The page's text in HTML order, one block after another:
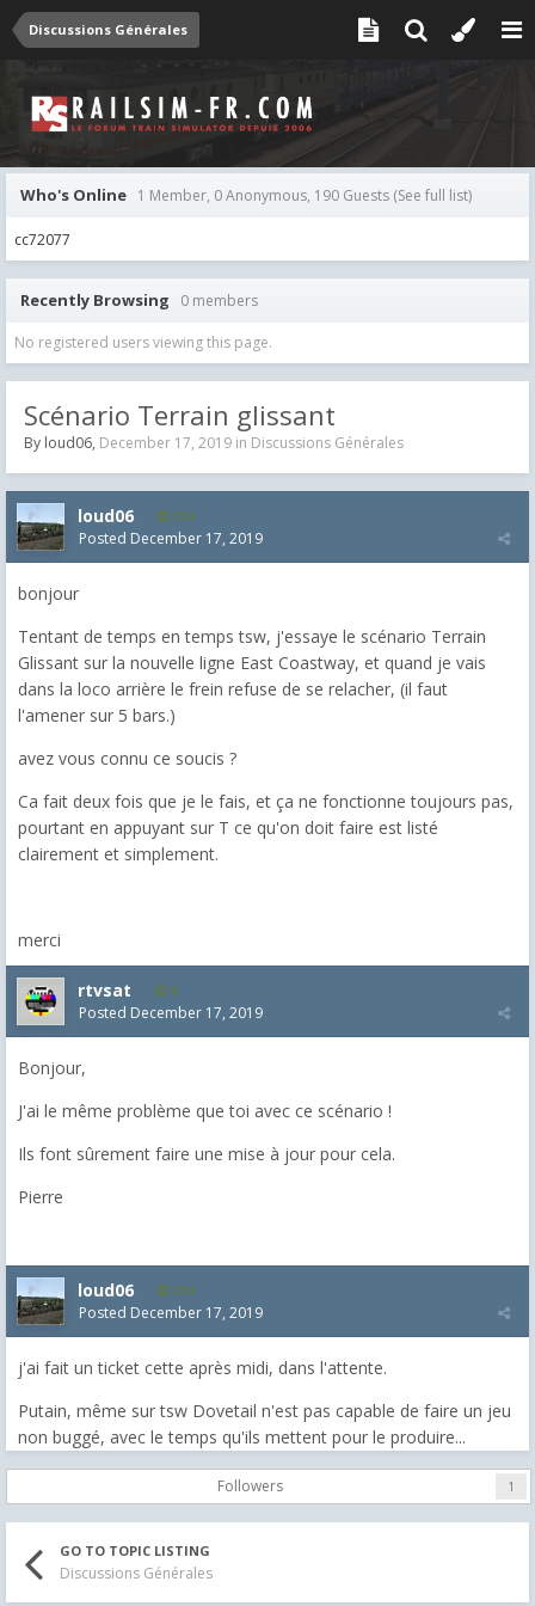
Discussions Générales
Who's Online 1 Member, 0 Anonymous, 190 Guests (See full list)
cc72077
Recently Browsing 0 members
No registered users viewing this page.
Scénario Terrain glissant
By loud06, December 17, 2019 in Discussions Générales
loud06 214
Posted December 17, 2019
bonjour
Tentant de temps en temps tsw, j'essaye le scénario Terrain
Glissant sur la nouvelle ligne East Coastway, et quand je vais
dans la loco arrière le frein refuse de se relacher, (il faut
l'amener sur 5 bars.)
avez vous connu ce soucis ?
Ca fait deux fois que je le fais, et ça ne fonctionne toujours pas,
pourtant en appuyant sur T ce qu'on doit faire est listé
clairement et simplement.
merci
rtvsat 6
Posted December 17, 2019
Bonjour,
J'ai le même problème que toi avec ce scénario !
Ils font sûrement faire une mise à jour pour cela.
Pierre
loud06 214
Posted December 17, 2019
j'ai fait un ticket cette après midi, dans l'attente.
Putain, même sur tsw Dovetail n'est pas capable de faire un jeu
non buggé, avec le temps qu'ils mettent pour le produire...
Followers 1
GO TO TOPIC LISTING
Discussions Générales